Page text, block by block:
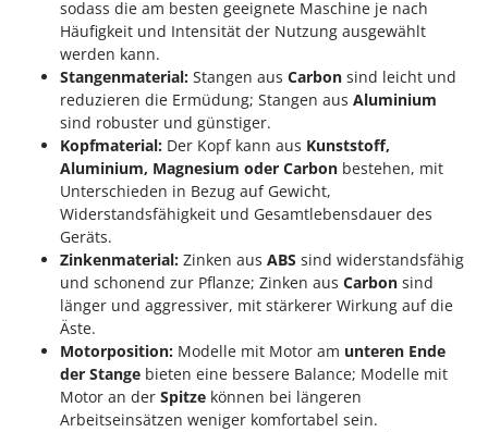
sodass die am besten geeignete Maschine je nach
Häufigkeit und Intensität der Nutzung ausgewählt
werden kann.
Stangenmaterial: Stangen aus Carbon sind leicht und
reduzieren die Ermüdung; Stangen aus Aluminium
sind robuster und günstiger.
Kopfmaterial: Der Kopf kann aus Kunststoff,
Aluminium, Magnesium oder Carbon bestehen, mit
Unterschieden in Bezug auf Gewicht,
Widerstandsfähigkeit und Gesamtlebensdauer des
Geräts.
Zinkenmaterial: Zinken aus ABS sind widerstandsfähig
und schonend zur Pflanze; Zinken aus Carbon sind
länger und aggressiver, mit stärkerer Wirkung auf die
Äste.
Motorposition: Modelle mit Motor am unteren Ende
der Stange bieten eine bessere Balance; Modelle mit
Motor an der Spitze können bei längeren
Arbeitseinsätzen weniger komfortabel sein.